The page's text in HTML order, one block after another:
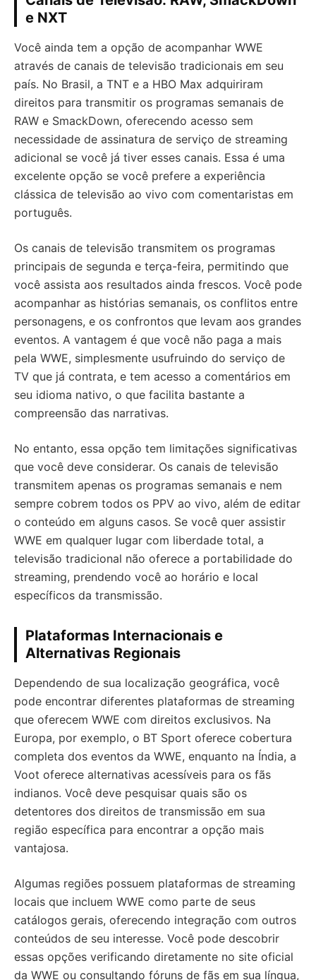
e NXT
Você ainda tem a opção de acompanhar WWE
através de canais de televisão tradicionais em seu
país. No Brasil, a TNT e a HBO Max adquiriram
direitos para transmitir os programas semanais de
RAW e SmackDown, oferecendo acesso sem
necessidade de assinatura de serviço de streaming
adicional se você já tiver esses canais. Essa é uma
excelente opção se você prefere a experiência
clássica de televisão ao vivo com comentaristas em
português.
Os canais de televisão transmitem os programas
principais de segunda e terça-feira, permitindo que
você assista aos resultados ainda frescos. Você pode
acompanhar as histórias semanais, os conflitos entre
personagens, e os confrontos que levam aos grandes
eventos. A vantagem é que você não paga a mais
pela WWE, simplesmente usufruindo do serviço de
TV que já contrata, e tem acesso a comentários em
seu idioma nativo, o que facilita bastante a
compreensão das narrativas.
No entanto, essa opção tem limitações significativas
que você deve considerar. Os canais de televisão
transmitem apenas os programas semanais e nem
sempre cobrem todos os PPV ao vivo, além de editar
o conteúdo em alguns casos. Se você quer assistir
WWE em qualquer lugar com liberdade total, a
televisão tradicional não oferece a portabilidade do
streaming, prendendo você ao horário e local
específicos da transmissão.
Plataformas Internacionais e
Alternativas Regionais
Dependendo de sua localização geográfica, você
pode encontrar diferentes plataformas de streaming
que oferecem WWE com direitos exclusivos. Na
Europa, por exemplo, o BT Sport oferece cobertura
completa dos eventos da WWE, enquanto na Índia, a
Voot oferece alternativas acessíveis para os fãs
indianos. Você deve pesquisar quais são os
detentores dos direitos de transmissão em sua
região específica para encontrar a opção mais
vantajosa.
Algumas regiões possuem plataformas de streaming
locais que incluem WWE como parte de seus
catálogos gerais, oferecendo integração com outros
conteúdos de seu interesse. Você pode descobrir
essas opções verificando diretamente no site oficial
da WWE ou consultando fóruns de fãs em sua língua,